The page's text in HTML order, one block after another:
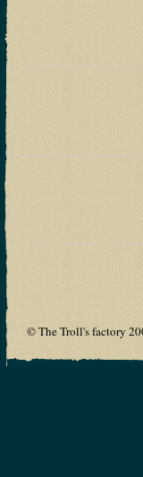
© The Troll's factory